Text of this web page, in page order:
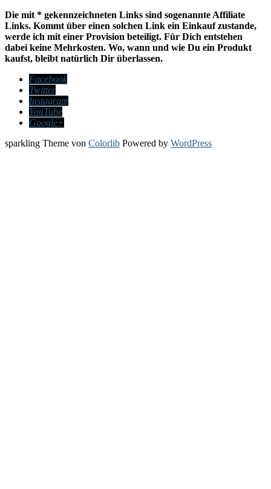
Die mit * gekennzeichneten Links sind sogenannte Affiliate
Links. Kommt über einen solchen Link ein Einkauf zustande,
werde ich mit einer Provision beteiligt. Für Dich entstehen
dabei keine Mehrkosten. Wo, wann und wie Du ein Produkt
kaufst, bleibt natürlich Dir überlassen.
Facebook
Twitter
Instagram
YouTube
Google+
sparkling Theme von Colorlib Powered by WordPress